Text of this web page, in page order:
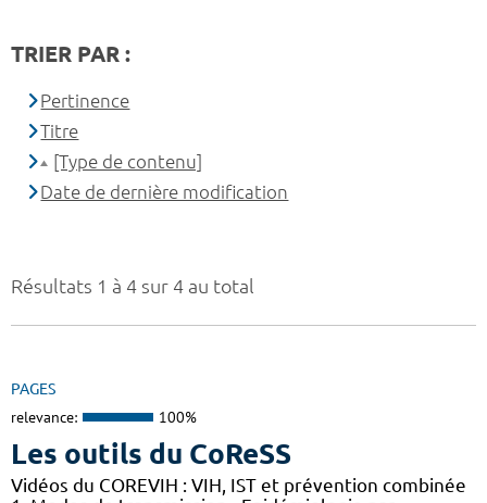
Résultats 1 à 4 sur 4 au total
PAGES
relevance: 100%
Les outils du CoReSS
Vidéos du COREVIH : VIH, IST et prévention combinée
TRIER PAR :
Pertinence
Titre
[Type de contenu]
Date de dernière modification